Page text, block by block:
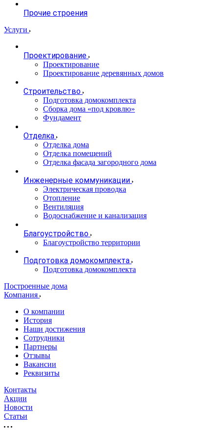
Прочие строения
Услуги
Проектирование
Проектирование
Проектирование деревянных домов
Строительство
Подготовка домокомплекта
Сборка дома «под кровлю»
Фундамент
Отделка
Отделка дома
Отделка помещений
Отделка фасада загородного дома
Инженерные коммуникации
Электрическая проводка
Отопление
Вентиляция
Водоснабжение и канализация
Благоустройство
Благоустройство территории
Подготовка домокомплекта
Подготовка домокомплекта
Построенные дома
Компания
О компании
История
Наши достижения
Сотрудники
Партнеры
Отзывы
Вакансии
Реквизиты
Контакты
Акции
Новости
Статьи